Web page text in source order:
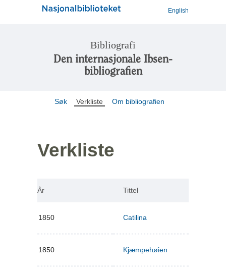
English
Bibliografi
Den internasjonale Ibsen-
bibliografien
Søk Verkliste Om bibliografien
Verkliste
År Tittel
1850 Catilina
1850 Kjæmpehøien